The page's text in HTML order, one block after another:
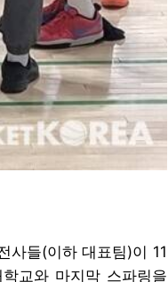
사들(이하 대표팀)이 11
교와 마지막 스파링을